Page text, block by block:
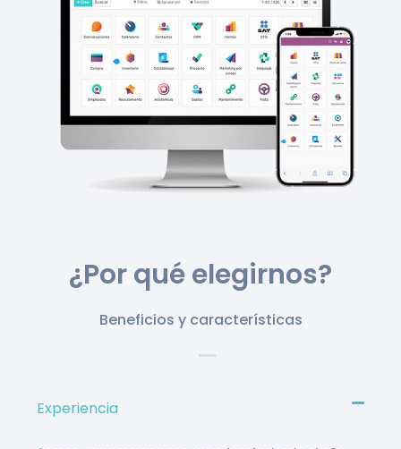
¿Por quéelegirnos?
Beneficios y características
Experiencia